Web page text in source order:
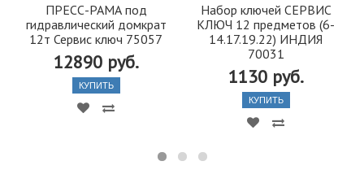
ПРЕСС-РАМА под
гидравлический домкрат
12т Сервис ключ 75057
12890 руб.
КУПИТЬ
Набор ключей СЕРВИС
КЛЮЧ 12 предметов (6-
14.17.19.22) ИНДИЯ
70031
1130 руб.
КУПИТЬ